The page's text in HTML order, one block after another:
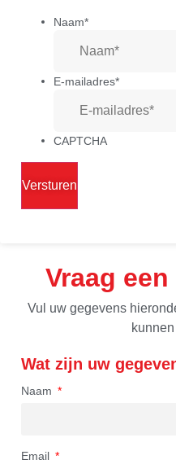
Naam*
E-mailadres*
CAPTCHA
Vraag
Vul uw gegevens
Wat zijn uw
Naam
Email